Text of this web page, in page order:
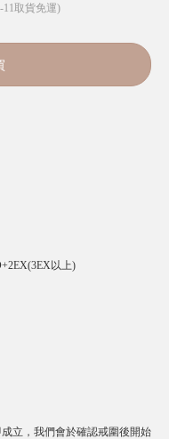
11取貨免運)
以上)
立，我們會於確認戒圍後開始